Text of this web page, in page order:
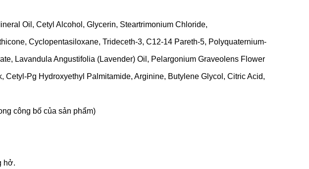
Oil, Cetyl Alcohol, Glycerin, Steartrimonium Chloride,
Cyclopentasiloxane, Trideceth-3, C12-14 Pareth-5, Polyquaternium-
Lavandula Angustifolia (Lavender) Oil, Pelargonium Graveolens Flower
Cetyl-Pg Hydroxyethyl Palmitamide, Arginine, Butylene Glycol, Citric Acid,
công bố của sản phẩm)
hở.